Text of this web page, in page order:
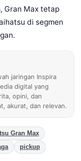
Gran Max tetap
di segmen
jaringan Inspira
digital yang
opini, dan
akurat, dan relevan.
Gran Max
pickup